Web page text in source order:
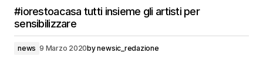
#iorestoacasa tutti insieme gli artisti per
sensibilizzare
news 9 Marzo 2020bynewsic_redazione